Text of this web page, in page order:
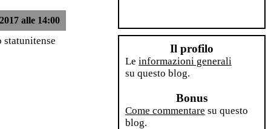
alle 14:00
Il profilo
Le informazioni generali
su questo blog.
Bonus
Come commentare su questo
blog.